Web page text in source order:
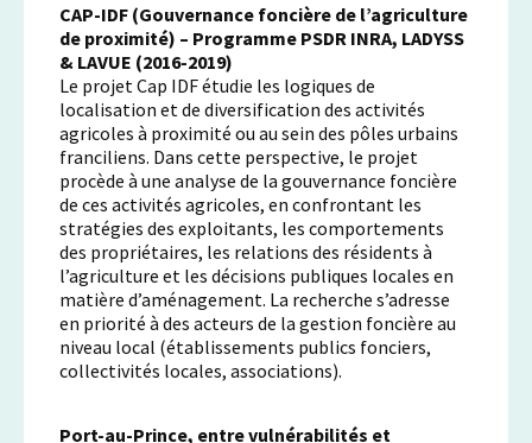
CAP-IDF (Gouvernance foncière de l’agriculture
de proximité) – Programme PSDR INRA, LADYSS
& LAVUE (2016-2019)
Le projet Cap IDF étudie les logiques de
localisation et de diversification des activités
agricoles à proximité ou au sein des pôles urbains
franciliens. Dans cette perspective, le projet
procède à une analyse de la gouvernance foncière
de ces activités agricoles, en confrontant les
stratégies des exploitants, les comportements
des propriétaires, les relations des résidents à
l’agriculture et les décisions publiques locales en
matière d’aménagement. La recherche s’adresse
en priorité à des acteurs de la gestion foncière au
niveau local (établissements publics fonciers,
collectivités locales, associations).
Port-au-Prince, entre vulnérabilités et